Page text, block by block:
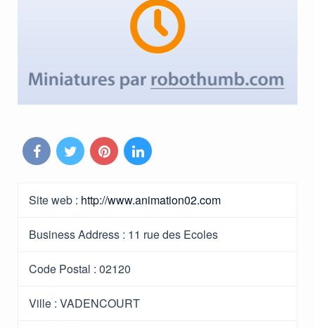
Site web : http://www.animation02.com
Business Address : 11 rue des Ecoles
Code Postal : 02120
Ville : VADENCOURT